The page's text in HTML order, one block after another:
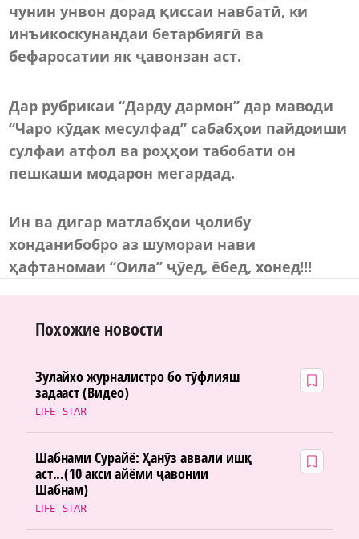
чунин унвон дорад қиссаи навбатӣ, ки
инъикоскунандаи бетарбиягӣ ва
бефаросатии як ҷавонзан аст.
Дар рубрикаи “Дарду дармон” дар маводи
“Чаро кӯдак месулфад” сабабҳои пайдоиши
сулфаи атфол ва роҳҳои табобати он
пешкаши модарон мегардад.
Ин ва дигар матлабҳои ҷолибу
хонданибобро аз шумораи нави
ҳафтаномаи “Оила” ҷӯед, ёбед, хонед!!!
Похожие новости
LIFE - STAR
Зулайхо журналистро бо тӯфлияш
задааст (Видео)
LIFE - STAR
Шабнами Сурайё: Ҳанӯз аввали ишқ
аст...(10 акси айёми ҷавонии
Шабнам)